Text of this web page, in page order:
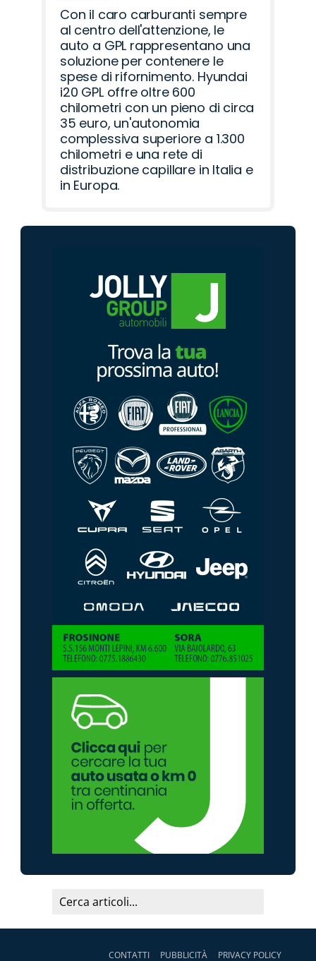
Con il caro carburanti sempre
al centro dell'attenzione, le
auto a GPL rappresentano una
soluzione per contenere le
spese di rifornimento. Hyundai
i20 GPL offre oltre 600
chilometri con un pieno di circa
35 euro, un'autonomia
complessiva superiore a 1.300
chilometri e una rete di
distribuzione capillare in Italia e
in Europa.
CONTATTI PUBBLICITÀ PRIVACY POLICY